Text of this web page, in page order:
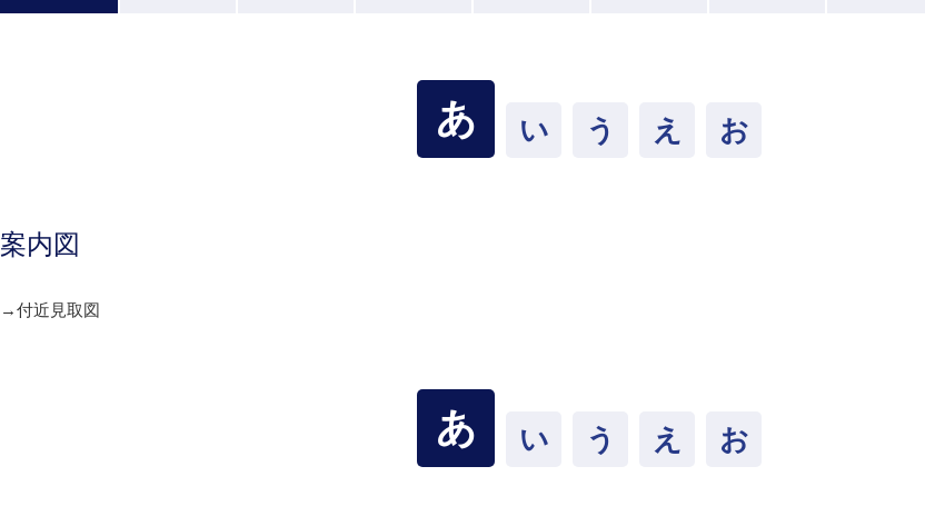
あ い う え お
案内図
→付近見取図
あ い う え お